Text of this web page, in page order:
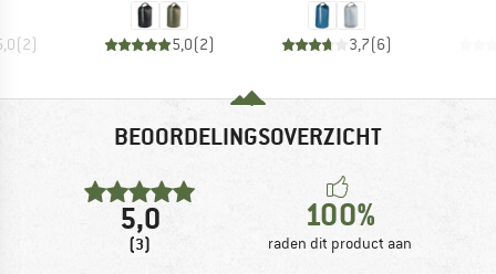
(2) 5,0(2) 3,7(6)
BEOORDELINGSOVERZICHT
5,0
(3)
100%
raden dit product aan